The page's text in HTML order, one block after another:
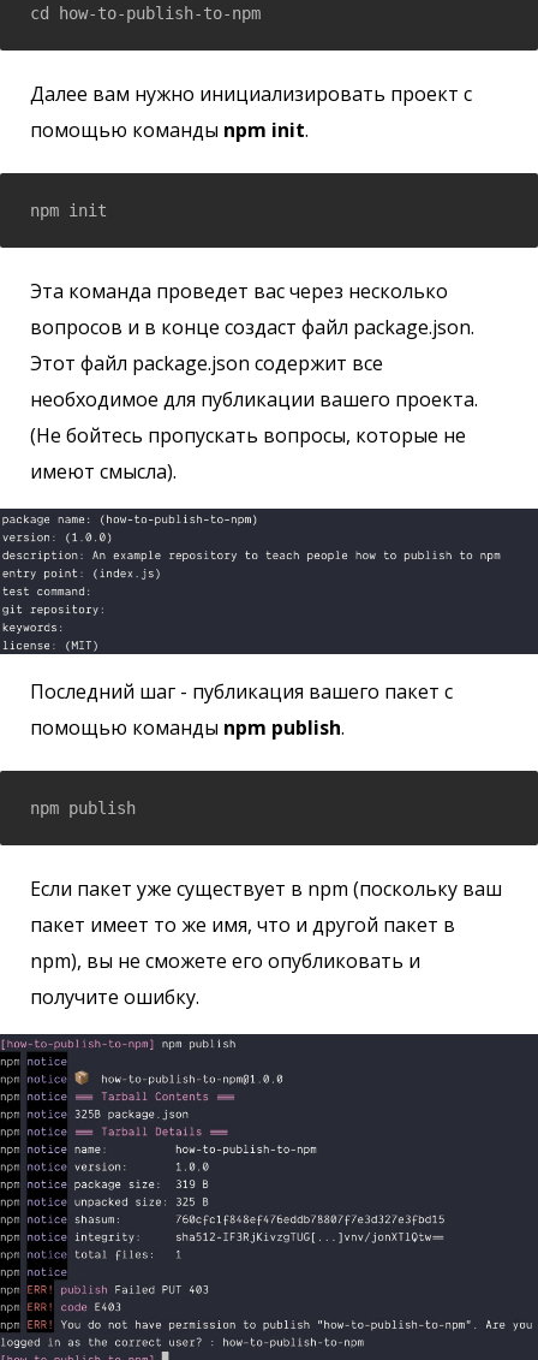
cd how-to-publish-to-npm
Далее вам нужно инициализировать проект с
помощью команды npm init.
npm init
Эта команда проведет вас через несколько
вопросов и в конце создаст файл package.json.
Этот файл package.json содержит все
необходимое для публикации вашего проекта.
(Не бойтесь пропускать вопросы, которые не
имеют смысла).
Последний шаг - публикация вашего пакет с
помощью команды npm publish.
npm publish
Если пакет уже существует в npm (поскольку ваш
пакет имеет то же имя, что и другой пакет в
npm), вы не сможете его опубликовать и
получите ошибку.